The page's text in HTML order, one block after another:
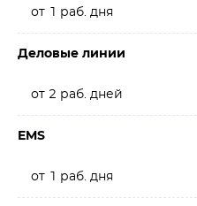
от 1 раб. дня
Деловые линии
от 2 раб. дней
EMS
от 1 раб. дня